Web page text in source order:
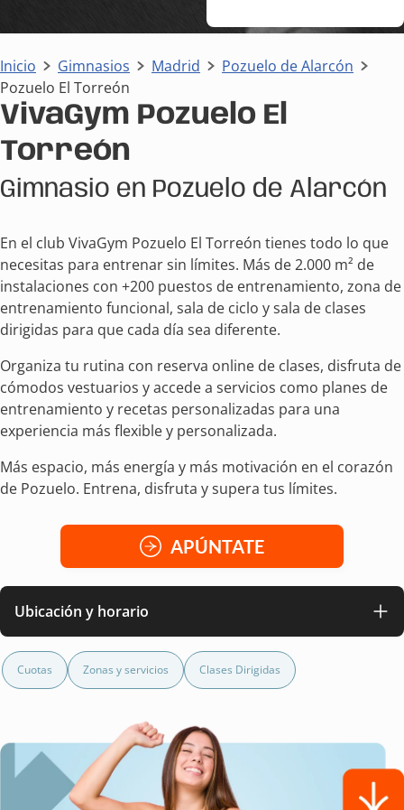
Inicio Gimnasios Madrid
Pozuelo de Alarcón
Pozuelo El Torreón
VivaGym Pozuelo El
Torreón
Gimnasio en Pozuelo de Alarcón
En el club VivaGym Pozuelo El Torreón tienes todo lo que
necesitas para entrenar sin límites. Más de 2.000 m² de
instalaciones con +200 puestos de entrenamiento, zona de
entrenamiento funcional, sala de ciclo y sala de clases
dirigidas para que cada día sea diferente.
Organiza tu rutina con reserva online de clases, disfruta de
cómodos vestuarios y accede a servicios como planes de
entrenamiento y recetas personalizadas para una
experiencia más flexible y personalizada.
Más espacio, más energía y más motivación en el corazón
de Pozuelo. Entrena, disfruta y supera tus límites.
APÚNTATE
Ubicación y horario
Cuotas Zonas y servicios Clases Dirigidas